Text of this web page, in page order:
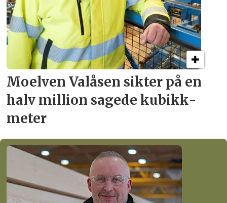
Moelven Valåsen sikter på en
halv million sagede kubikk­
meter